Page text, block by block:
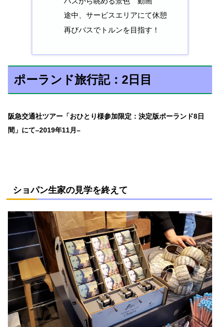
途中、サービスエリアにて休憩
再びバスでトルンを目指す！
ポーランド旅行記：2日目
阪急交通社ツアー「おひとり様参加限定：決定版ポーランド8日
間」にて–2019年11月–
ショパン生家の見学を終えて